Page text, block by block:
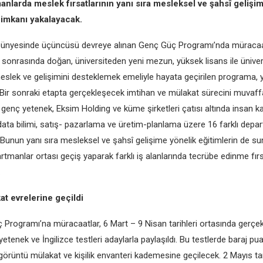
meslek fırsatlarının yanı sıra mesleksel ve şahsî
yakalayacak.
üçüncüsü devreye alınan Genç Güç Programı’nda
sonrasında doğan, üniversiteden yeni mezun, yüksek lisans ile
ve gelişimini desteklemek emeliyle hayata geçirilen programa,
sonraki etapta gerçekleşecek imtihan ve mülakat sürecini
yetenek, Eksim Holding ve küme şirketleri çatısı altında insan
bilimi, satış- pazarlama ve üretim-planlama üzere 16 farklı
yanı sıra mesleksel ve şahsî gelişime yönelik eğitimlerin de
ortası geçiş yaparak farklı iş alanlarında tecrübe edinme
evrelerine geçildi
Programı’na müracaatlar, 6 Mart – 9 Nisan tarihleri ortasında
ve İngilizce testleri adaylarla paylaşıldı. Bu testlerde baraj
mülakat ve kişilik envanteri kademesine geçilecek. 2 Mayıs